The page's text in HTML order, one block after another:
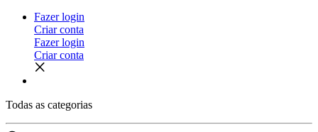
Fazer login
Criar conta
Fazer login
Criar conta
Todas as categorias